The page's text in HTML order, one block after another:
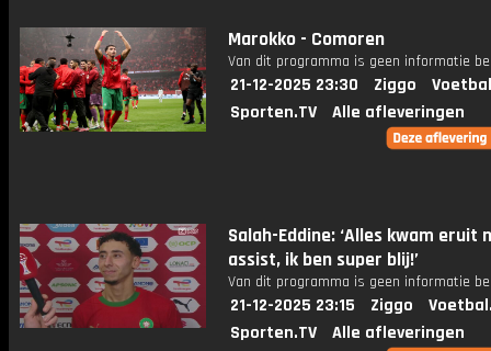
Marokko - Comoren
Van dit programma is geen informatie
21-12-2025 23:30 Ziggo
Sporten.TV
Alle afleveringen
Salah-Eddine: ‘Alles kwam eruit
assist, ik ben super blij!’
Van dit programma is geen informatie
21-12-2025 23:15 Ziggo
Sporten.TV
Alle afleveringen